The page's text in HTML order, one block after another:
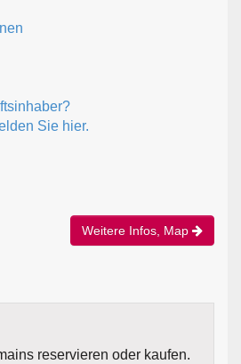
Sie hier.
Weitere Infos, Map
reservieren oder kaufen.